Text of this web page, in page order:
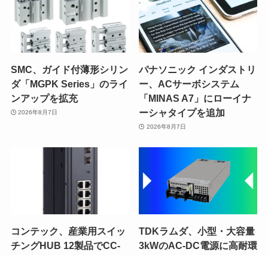
SMC、ガイド付薄形シリン
ダ「MGPK Series」のライ
ンアップを拡充
2026年8月7日
パナソニック インダストリ
ー、ACサーボシステム
「MINAS A7」にローイナ
ーシャタイプを追加
2026年8月7日
コンテック、産業用スイッ
チングHUB 12製品でCC-
TDKラムダ、小型・大容量
3kWのAC-DC電源に高耐環